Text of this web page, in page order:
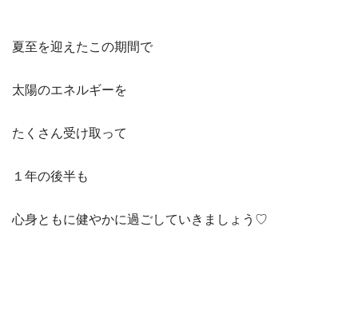
夏至を迎えたこの期間で
太陽のエネルギーを
たくさん受け取って
１年の後半も
心身ともに健やかに過ごしていきましょう♡